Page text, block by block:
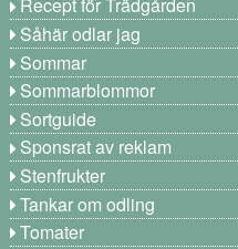
Recept för Trädgården
Såhär odlar jag
Sommar
Sommarblommor
Sortguide
Sponsrat av reklam
Stenfrukter
Tankar om odling
Tomater